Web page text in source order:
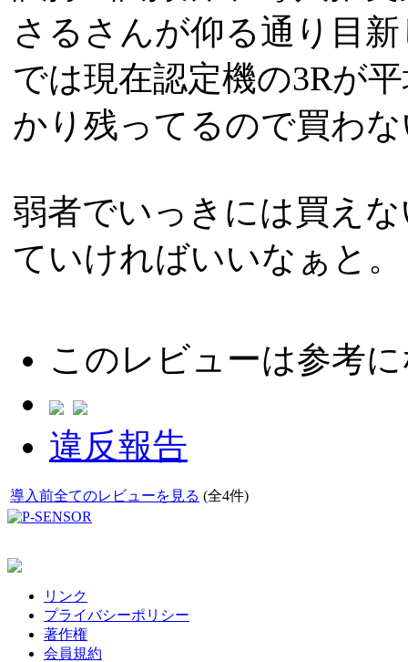
さるさんが仰る通り目
では現在認定機の3Rが
かり残ってるので買わ
弱者でいっきには買え
ていければいいなぁと。
このレビューは参考
違反報告
導入前全てのレビューを見る (全4件)
リンク
プライバシーポリシー
著作権
会員規約